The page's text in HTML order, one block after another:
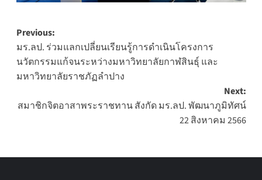
Post
navigation
Previous:
มร.ลป. ร่วมแลกเปลี่ยนเรียนรู้การดำเนินโครงการ
นวัตกรรมแก้จนระหว่างมหาวิทยาลัยกาฬสินธุ์ และ
มหาวิทยาลัยราชภัฏลำปาง
Next:
สมาชิกจิตอาสาพระราชทาน สังกัด มร.ลป. พัฒนาภูมิทัศน์
22 สิงหาคม 2566